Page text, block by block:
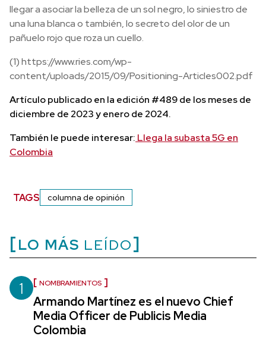
llegar a asociar la belleza de un sol negro, lo siniestro de
una luna blanca o también, lo secreto del olor de un
pañuelo rojo que roza un cuello.
(1) https://www.ries.com/wp-
content/uploads/2015/09/Positioning-Articles002.pdf
Artículo publicado en la edición #489 de los meses de
diciembre de 2023 y enero de 2024.
También le puede interesar: Llega la subasta 5G en
Colombia
TAGS columna de opinión
LO MÁS LEÍDO
1 NOMBRAMIENTOS
Armando Martínez es el nuevo Chief
Media Officer de Publicis Media
Colombia